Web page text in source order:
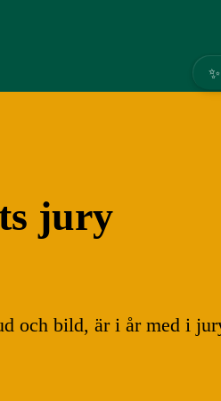
jury
och bild, är i år med i